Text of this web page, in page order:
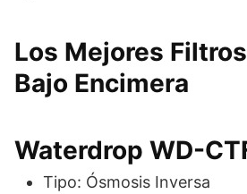
Los Mejores
Bajo Encimera
Waterdrop WD-
Tipo: Ósmosis Inversa